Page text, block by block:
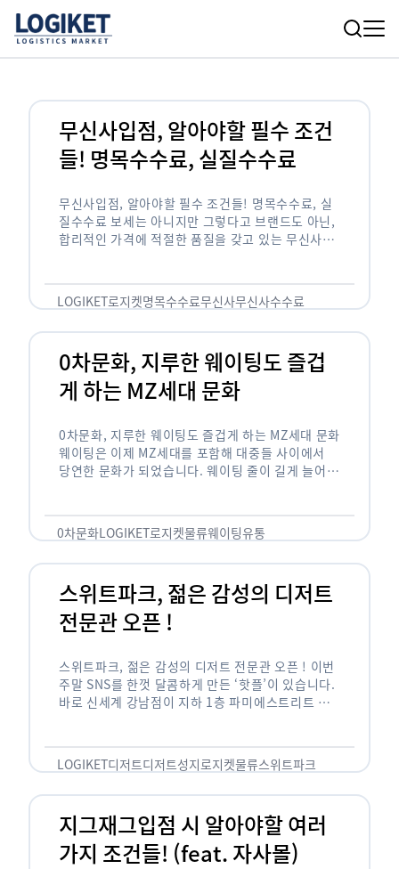
무신사입점, 알아야할 필수 조건
들! 명목수수료, 실질수수료
무신사입점, 알아야할 필수 조건들! 명목수수료, 실
질수수료 보세는 아니지만 그렇다고 브랜드도 아닌,
합리적인 가격에 적절한 품질을 갖고 있는 무신사!
LOGIKET로지켓명목수수료무신사무신사수수료
0차문화, 지루한 웨이팅도 즐겁
게 하는 MZ세대 문화
0차문화, 지루한 웨이팅도 즐겁게 하는 MZ세대 문화
웨이팅은 이제 MZ세대를 포함해 대중들 사이에서
당연한 문화가 되었습니다. 웨이팅 줄이 길게 늘어서
0차문화LOGIKET로지켓물류웨이팅유통
스위트파크, 젊은 감성의 디저트
전문관 오픈 !
스위트파크, 젊은 감성의 디저트 전문관 오픈 ! 이번
주말 SNS를 한껏 달콤하게 만든 ‘핫플’이 있습니다.
바로 신세계 강남점이 지하 1층 파미에스트리트 분
LOGIKET디저트디저트성지로지켓물류스위트파크
지그재그입점 시 알아야할 여러
가지 조건들! (feat. 자사몰)